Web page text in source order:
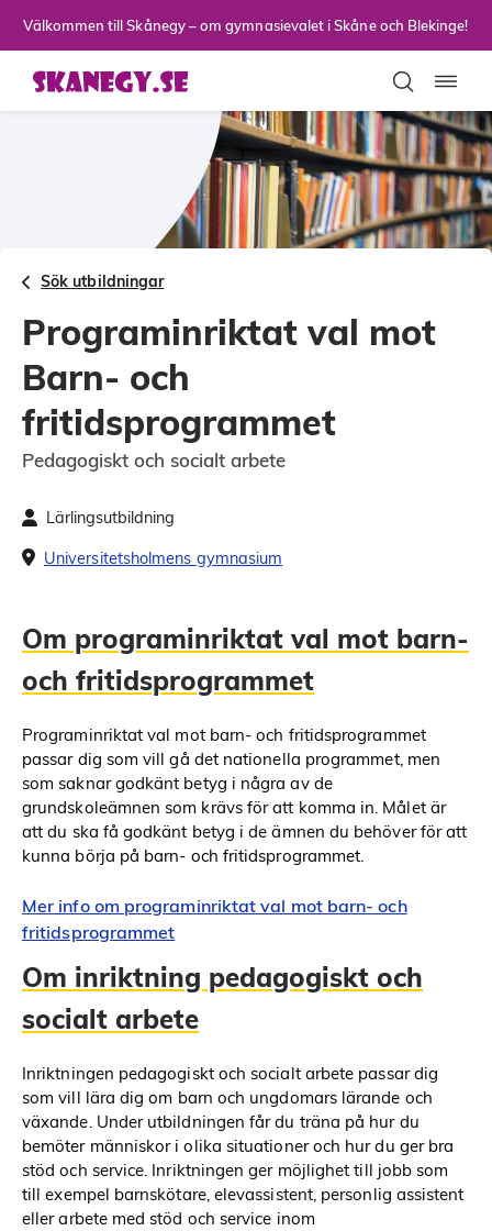
Välkommen till Skånegy – om gymnasievalet i Skåne och Blekinge!
Sök utbildningar
Programinriktat val mot
Barn- och
fritidsprogrammet
Pedagogiskt och socialt arbete
Lärlingsutbildning
Universitetsholmens gymnasium
Om programinriktat val mot barn-
och fritidsprogrammet
Programinriktat val mot barn- och fritidsprogrammet
passar dig som vill gå det nationella programmet, men
som saknar godkänt betyg i några av de
grundskoleämnen som krävs för att komma in. Målet är
att du ska få godkänt betyg i de ämnen du behöver för att
kunna börja på barn- och fritidsprogrammet.
Mer info om programinriktat val mot barn- och
fritidsprogrammet
Om inriktning pedagogiskt och
socialt arbete
Inriktningen pedagogiskt och socialt arbete passar dig
som vill lära dig om barn och ungdomars lärande och
växande. Under utbildningen får du träna på hur du
bemöter människor i olika situationer och hur du ger bra
stöd och service. Inriktningen ger möjlighet till jobb som
till exempel barnskötare, elevassistent, personlig assistent
eller arbete med stöd och service inom